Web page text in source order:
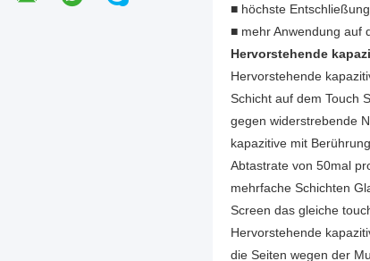
■ höchste Entschließung
■ mehr Anwendung auf
Hervorstehende
Hervorstehende
Schicht auf dem Touch
gegen widerstrebende
kapazitive mit
Abtastrate von 50mal
mehrfache Schichten
Screen das gleiche
Hervorstehende
die Seiten wegen der